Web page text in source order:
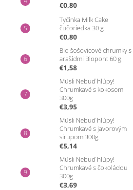
€0,80
Tyčinka Milk Cake
čučoriedka 30 g
€0,80
Bio šošovicové chrumky s
arašidmi Biopont 60 g
€1,58
Müsli Nebuď hlúpy!
Chrumkavé s kokosom
300g
€3,95
Müsli Nebuď hlúpy!
Chrumkavé s javorovým
sirupom 300g
€5,14
Müsli Nebuď hlúpy!
Chrumkavé s čokoládou
300g
€3,69